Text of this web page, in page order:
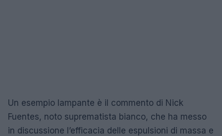
Un esempio lampante è il commento di Nick
Fuentes, noto suprematista bianco, che ha messo
in discussione l’efficacia delle espulsioni di massa e